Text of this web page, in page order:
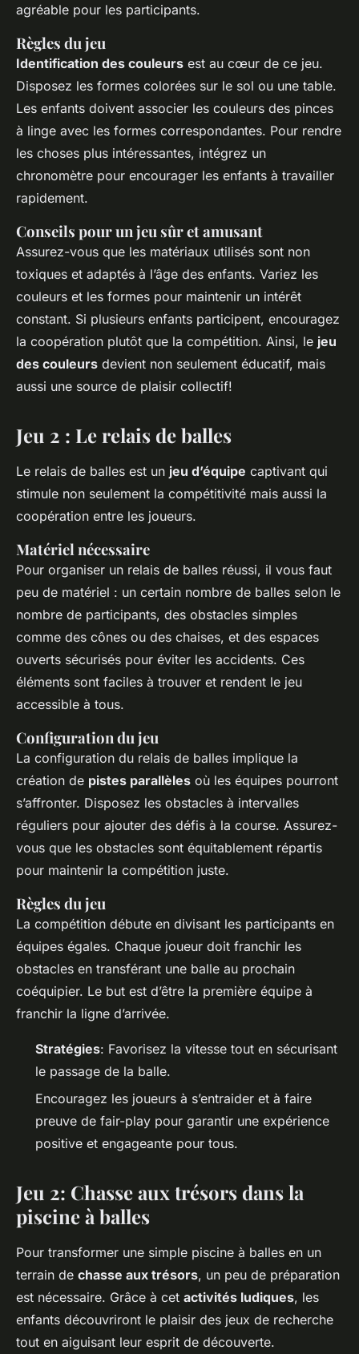
agréable pour les participants.
Règles du jeu
Identification des couleurs est au cœur de ce jeu.
Disposez les formes colorées sur le sol ou une table.
Les enfants doivent associer les couleurs des pinces
à linge avec les formes correspondantes. Pour rendre
les choses plus intéressantes, intégrez un
chronomètre pour encourager les enfants à travailler
rapidement.
Conseils pour un jeu sûr et amusant
Assurez-vous que les matériaux utilisés sont non
toxiques et adaptés à l’âge des enfants. Variez les
couleurs et les formes pour maintenir un intérêt
constant. Si plusieurs enfants participent, encouragez
la coopération plutôt que la compétition. Ainsi, le jeu
des couleurs devient non seulement éducatif, mais
aussi une source de plaisir collectif!
Jeu 2 : Le relais de balles
Le relais de balles est un jeu d’équipe captivant qui
stimule non seulement la compétitivité mais aussi la
coopération entre les joueurs.
Matériel nécessaire
Pour organiser un relais de balles réussi, il vous faut
peu de matériel : un certain nombre de balles selon le
nombre de participants, des obstacles simples
comme des cônes ou des chaises, et des espaces
ouverts sécurisés pour éviter les accidents. Ces
éléments sont faciles à trouver et rendent le jeu
accessible à tous.
Configuration du jeu
La configuration du relais de balles implique la
création de pistes parallèles où les équipes pourront
s’affronter. Disposez les obstacles à intervalles
réguliers pour ajouter des défis à la course. Assurez-
vous que les obstacles sont équitablement répartis
pour maintenir la compétition juste.
Règles du jeu
La compétition débute en divisant les participants en
équipes égales. Chaque joueur doit franchir les
obstacles en transférant une balle au prochain
coéquipier. Le but est d’être la première équipe à
franchir la ligne d’arrivée.
Stratégies: Favorisez la vitesse tout en sécurisant
le passage de la balle.
Encouragez les joueurs à s’entraider et à faire
preuve de fair-play pour garantir une expérience
positive et engageante pour tous.
Jeu 2: Chasse aux trésors dans la
piscine à balles
Pour transformer une simple piscine à balles en un
terrain de chasse aux trésors, un peu de préparation
est nécessaire. Grâce à cet activités ludiques, les
enfants découvriront le plaisir des jeux de recherche
tout en aiguisant leur esprit de découverte.